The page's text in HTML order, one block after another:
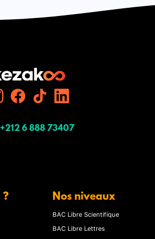
+212 6 888 73407
? Nos niveaux
BAC Libre Scientifique
BAC Libre Lettres